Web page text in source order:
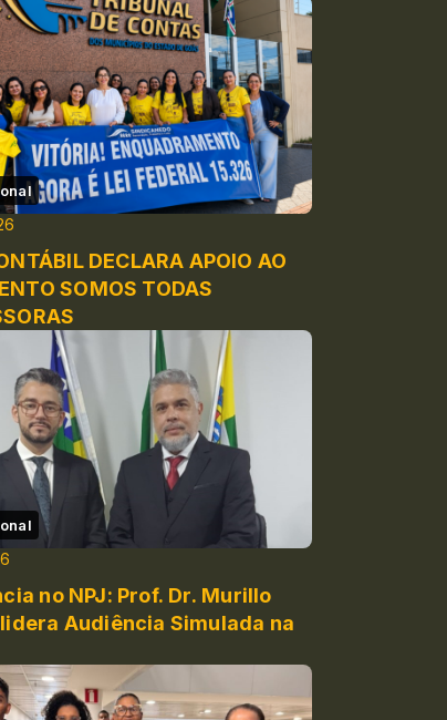
DECLARA APOIO AO
SOMOS TODAS
no NPJ: Prof. Dr. Murillo
Audiência Simulada na